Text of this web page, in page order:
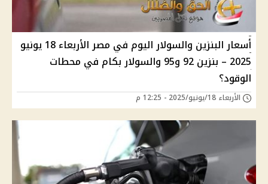
أسعار البنزين والسولار اليوم في مصر الأربعاء 18 يونيو
2025 – بنزين 92 و95 والسولار بكام في محطات
الوقود؟
الأربعاء 18/يونيو/2025 - 12:25 م